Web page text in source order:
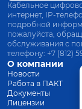
О компании
Новости
Работа в ПАКТ
Документы
Лицензии
Кабельное
интернет, IP-
подробной
пожалуйста,
обслуживания с
телефону: +7 (812)